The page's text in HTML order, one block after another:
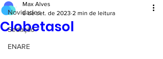
Novidades
Sedação
ENARE
Clobetasol
Max Alves
8 de set. de 2023 2 min de leitura